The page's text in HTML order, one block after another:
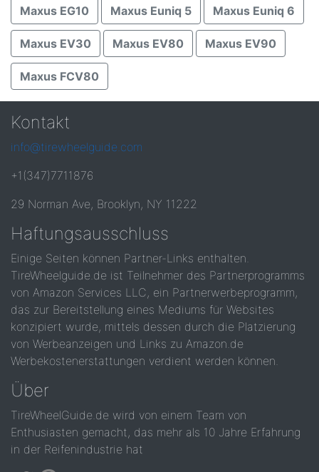
Maxus EG10 Maxus Euniq 5 Maxus Euniq 6
Maxus EV30 Maxus EV80 Maxus EV90
Maxus FCV80
Kontakt
info@tirewheelguide.com
+1(347)7711876
29 Norman Ave, Brooklyn, NY 11222
Haftungsausschluss
Einige Seiten können Partner-Links enthalten.
TireWheelguide.de ist Teilnehmer des Partnerprogramms
von Amazon Services LLC, ein Partnerwerbeprogramm,
das zur Bereitstellung eines Mediums für Websites
konzipiert wurde, mittels dessen durch die Platzierung
von Werbeanzeigen und Links zu Amazon.de
Werbekostenerstattungen verdient werden können.
Über
TireWheelGuide.de wird von einem Team von
Enthusiasten gemacht, das mehr als 10 Jahre Erfahrung
in der Reifenindustrie hat